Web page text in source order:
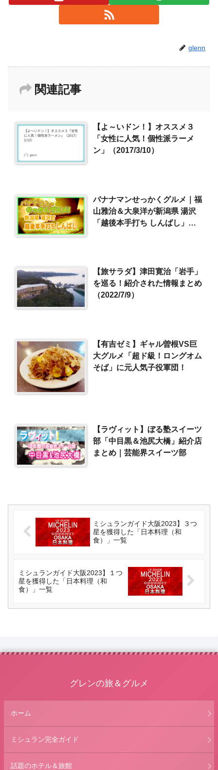
glenn
関連記事
【よ～いドン！】オススメ３
「女性に人気！個性派ラーメ
ン」（2017/3/10）
バナナマンせっかくグルメ｜福
山雅治＆大泉洋が新潟県 湯沢
「越後本手打ち しんばし」名
【旅サラダ】津田寛治「岩手」
を巡る！紹介された情報まとめ
（2022/7/9）
【有吉ゼミ】ギャル曽根VS巨
大グルメ「超ド級！ロングオム
そば」に元人気子役軍団！
【ラヴィット】ぼる塾スイーツ
部「中目黒＆池尻大橋」紹介店
まとめ｜芸能界スイーツ部
ミシュランガイド大阪2023】３つ
星を獲得した「日本料理（和
食）」一覧
ミシュランガイド大阪2023】１つ
星を獲得した「日本料理（和
食）」一覧
グレンの旅＆グルメ
ホーム
ミシュラン完全ガイド
話題のホテル＆旅館